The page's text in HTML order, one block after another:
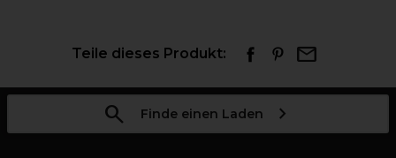
Teile dieses Produkt:
Finde einen Laden